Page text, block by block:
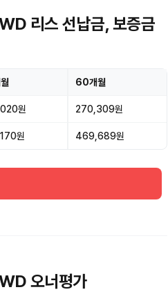
리스 선납금, 보증금
60개월
원 270,309원
원 469,689원
오너평가